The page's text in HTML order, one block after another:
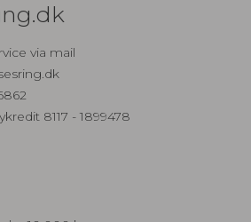
via mail
8117 - 1899478